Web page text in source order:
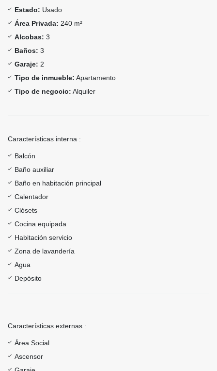
Estado: Usado
Área Privada: 240 m²
Alcobas: 3
Baños: 3
Garaje: 2
Tipo de inmueble: Apartamento
Tipo de negocio: Alquiler
Características interna :
Balcón
Baño auxiliar
Baño en habitación principal
Calentador
Clósets
Cocina equipada
Habitación servicio
Zona de lavandería
Agua
Depósito
Características externas :
Área Social
Ascensor